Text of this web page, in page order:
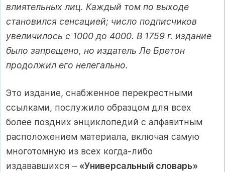
влиятельных лиц. Каждый том по выходе
становился сенсацией; число подписчиков
увеличилось с 1000 до 4000. В 1759 г. издание
было запрещено, но издатель Ле Бретон
продолжил его нелегально.
Это издание, снабженное перекрестными
ссылками, послужило образцом для всех
более поздних энциклопедий с алфавитным
расположением материала, включая самую
многотомную из всех когда-либо
издававшихся – «Универсальный словарь»